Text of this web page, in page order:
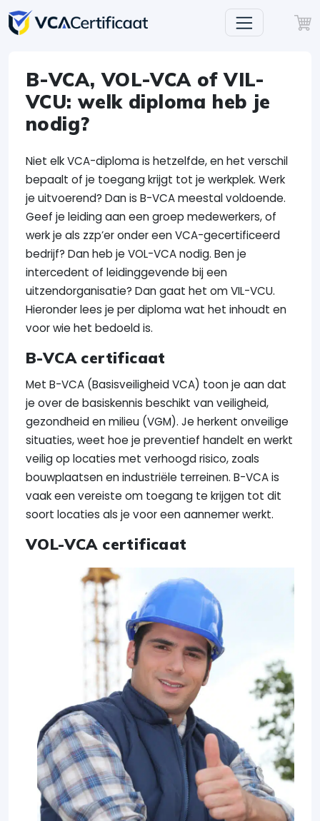
B-VCA, VOL-VCA of VIL-
VCU: welk diploma heb je
nodig?
Niet elk VCA-diploma is hetzelfde, en het verschil
bepaalt of je toegang krijgt tot je werkplek. Werk
je uitvoerend? Dan is B-VCA meestal voldoende.
Geef je leiding aan een groep medewerkers, of
werk je als zzp’er onder een VCA-gecertificeerd
bedrijf? Dan heb je VOL-VCA nodig. Ben je
intercedent of leidinggevende bij een
uitzendorganisatie? Dan gaat het om VIL-VCU.
Hieronder lees je per diploma wat het inhoudt en
voor wie het bedoeld is.
B-VCA certificaat
Met B-VCA (Basisveiligheid VCA) toon je aan dat
je over de basiskennis beschikt van veiligheid,
gezondheid en milieu (VGM). Je herkent onveilige
situaties, weet hoe je preventief handelt en werkt
veilig op locaties met verhoogd risico, zoals
bouwplaatsen en industriële terreinen. B-VCA is
vaak een vereiste om toegang te krijgen tot dit
soort locaties als je voor een aannemer werkt.
VOL-VCA certificaat